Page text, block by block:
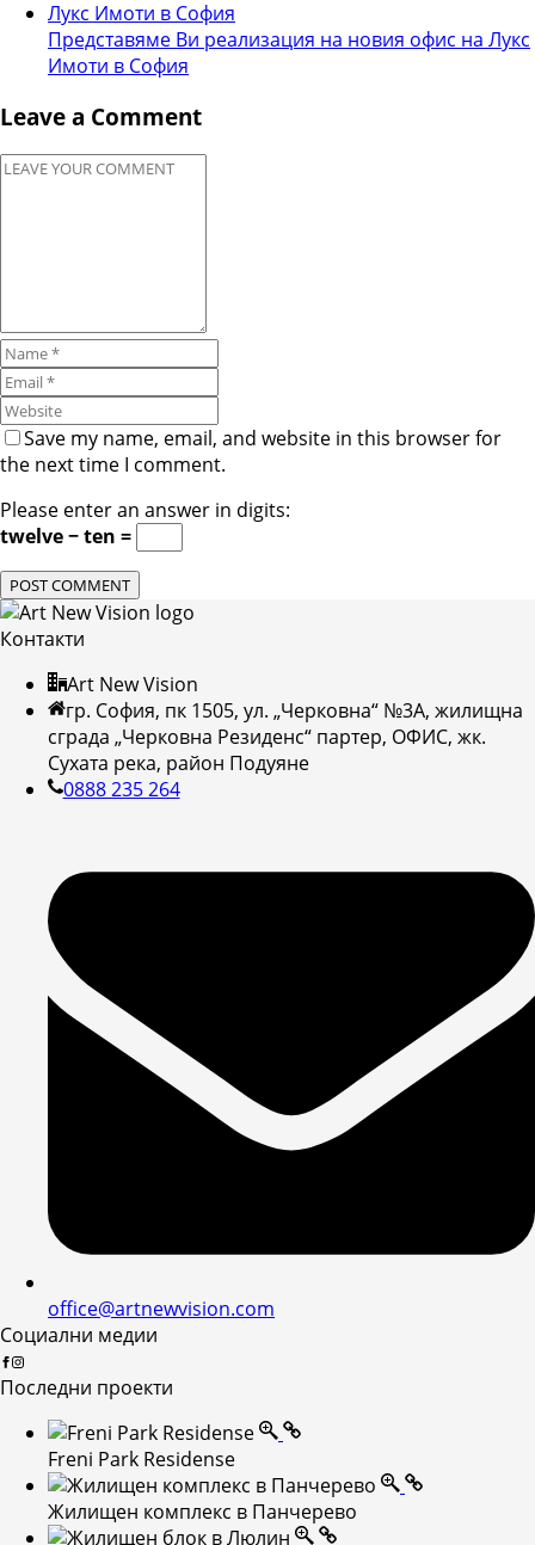
Представяме Ви реализация на новия офис на Лукс
Имоти в София
Leave a Comment
Save my name, email, and website in this browser for
the next time I comment.
Please enter an answer in digits:
twelve − ten =
Контакти
Art New Vision
гр. София, пк 1505, ул. „Черковна“ №3А, жилищна
сграда „Черковна Резиденс“ партер, ОФИС, жк.
Сухата река, район Подуяне
0888 235 264
office@artnewvision.com
Социални медии
Последни проекти
Freni Park Residense
Жилищен комплекс в Панчерево